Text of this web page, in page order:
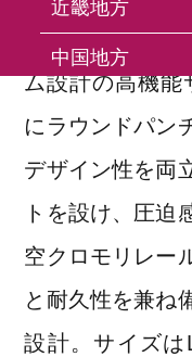
近畿地方
中国地方
九州・沖縄地方
FAQ
ロードバイク
ム設計の高機能
にラウンドパン
デザイン性を両
トを設け、圧迫
空クロモリレー
と耐久性を兼ね
設計。サイズは